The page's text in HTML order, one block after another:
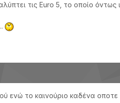
τις Euro 5, το οποίο
ενώ το καινούριο καδένα οποτε